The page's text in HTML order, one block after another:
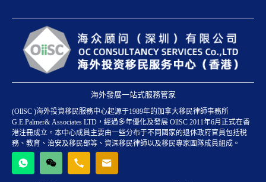
海外發展一站式服務管家
(OllSC )海外投資移民服務中心起源于1989年的加拿大移民律師事務所
G.E.Palmer& Associates LTD，經過多年優化及發展 OllSC 2011年6月正式在香
港注冊成立。本中心成員主要由一些分布于不同國家的退休政府官員包括稅
務、教育、治安及移民部等、資深移民律師以及移民專家團隊成員組成。